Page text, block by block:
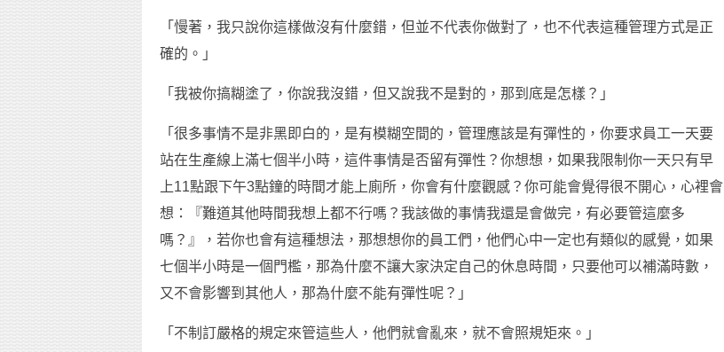
「慢著，我只說你這樣做沒有什麼錯，但並不代表你做對了，也不代表這種管理方式是正
確的。」
「我被你搞糊塗了，你說我沒錯，但又說我不是對的，那到底是怎樣？」
「很多事情不是非黑即白的，是有模糊空間的，管理應該是有彈性的，你要求員工一天要
站在生產線上滿七個半小時，這件事情是否留有彈性？你想想，如果我限制你一天只有早
上11點跟下午3點鐘的時間才能上廁所，你會有什麼觀感？你可能會覺得很不開心，心裡會
想：『難道其他時間我想上都不行嗎？我該做的事情我還是會做完，有必要管這麼多
嗎？』，若你也會有這種想法，那想想你的員工們，他們心中一定也有類似的感覺，如果
七個半小時是一個門檻，那為什麼不讓大家決定自己的休息時間，只要他可以補滿時數，
又不會影響到其他人，那為什麼不能有彈性呢？」
「不制訂嚴格的規定來管這些人，他們就會亂來，就不會照規矩來。」